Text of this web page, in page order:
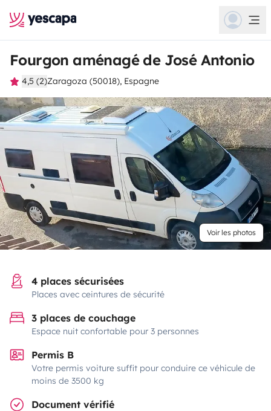
Fourgon aménagé de José Antonio
4,5 (2)Zaragoza (50018), Espagne
Voir les photos
4 places sécurisées
Places avec ceintures de sécurité
3 places de couchage
Espace nuit confortable pour 3 personnes
Permis B
Votre permis voiture suffit pour conduire ce véhicule de
moins de 3500 kg
Document vérifié